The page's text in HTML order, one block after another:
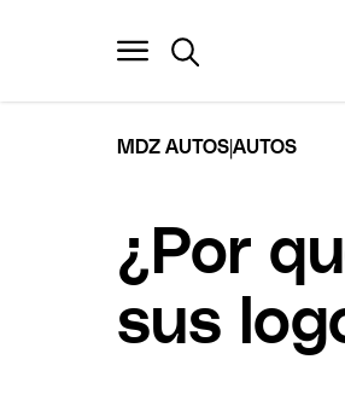
MDZ AUTOS|AUTOS
¿Por
sus